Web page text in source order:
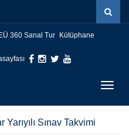
360 Sanal Tur Kütüphane
Sınav Takvimi